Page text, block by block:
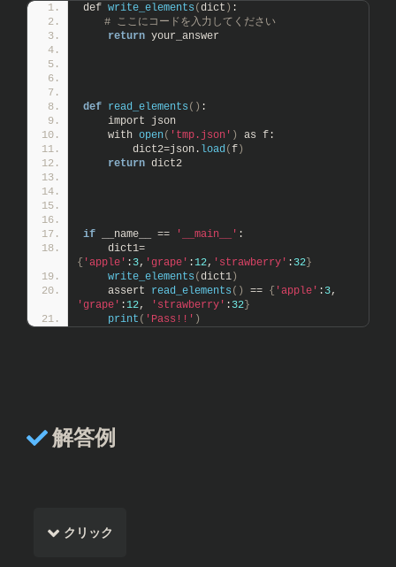
def write_elements ( dict ) :
# ここにコードを入力してください
return your_answer
def read_elements () :
    import json
    with
open( 'tmp.json' )
as f:
        dict2=json.
load( f )
return dict2
if __name__ == '__main__' :
    dict1=
{ 'apple' : 3, 'grape' : 12, 'strawberry' : 32 }
write_elements ( dict1 )
    assert
read_elements () == { 'apple' : 3
'grape' : 12, 'strawberry' : 32 }
print ( 'Pass!!' )
解答例
クリック